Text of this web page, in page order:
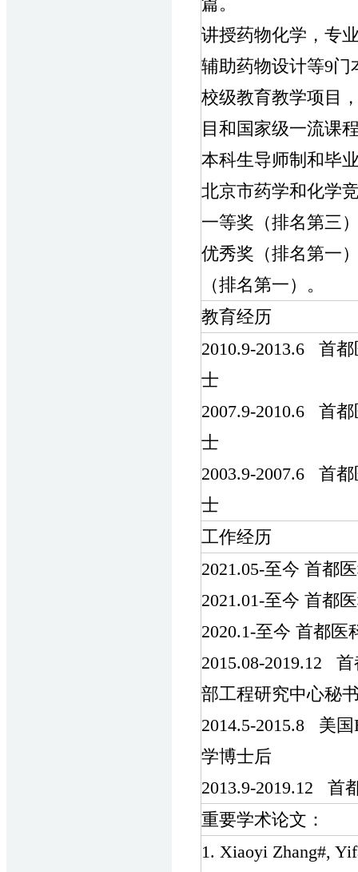
讲授药物化学，专
辅助药物设计等9
校级教育教学项目
目和国家级一流课
本科生导师制和毕
北京市药学和化学
一等奖（排名第三
优秀奖（排名第一
（排名第一）。
教育经历
2010.9-2013.6 首
士
2007.9-2010.6 首
士
2003.9-2007.6 首
士
工作经历
2021.05-至今 首都
2021.01-至今 首都
2020.1-至今 首都
2015.08-2019.12
部工程研究中心秘
2014.5-2015.8 美
学博士后
2013.9-2019.12 首
重要学术论文：
1. Xiaoyi Zhang#,